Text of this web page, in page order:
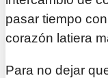
pasar tiempo
corazón latiera
Para no dejar